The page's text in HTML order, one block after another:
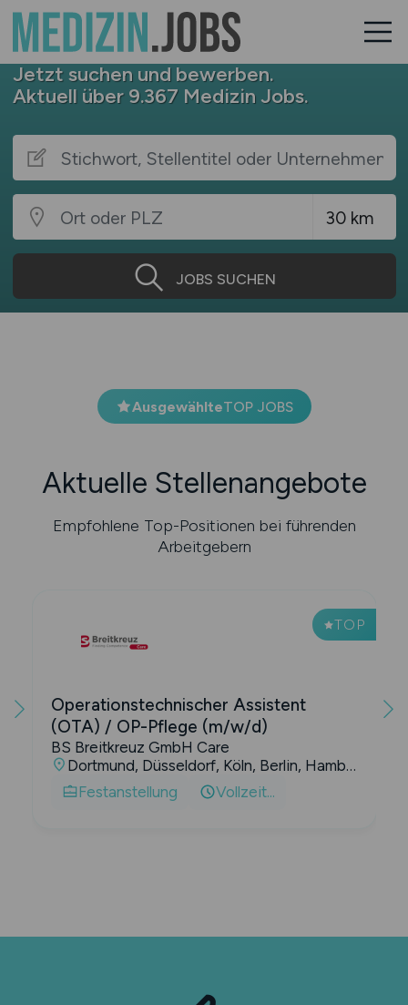
Jetzt suchen und bewerben.
Aktuell über 9.367 Medizin Jobs.
JOBS SUCHEN
AusgewählteTOP JOBS
Aktuelle Stellenangebote
Empfohlene Top-Positionen bei führenden
Arbeitgebern
TOP
Fachkrankenpfleger Intensiv und
Anästhesie/ Kinderintensiv (m/w/d)
BS Breitkreuz GmbH Care
Duisburg, Limburg an der Lahn, Essen, Berlin, Hamburg, Kiel, Lübeck
Festanstellung
Vollzeit...